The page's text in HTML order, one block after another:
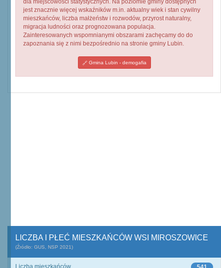
dla miejscowości statystycznych. Na poziomie gminy dostępnych
jest znacznie więcej wskaźników m.in. aktualny wiek i stan cywilny
mieszkańców, liczba małżeństw i rozwodów, przyrost naturalny,
migracja ludności oraz prognozowana populacja.
Zainteresowanych wspomnianymi obszarami zachęcamy do do
zapoznania się z nimi bezpośrednio na stronie gminy Lubin.
Gmina Lubin - demogafia
LICZBA I PŁEĆ MIESZKAŃCÓW WSI MIROSZOWICE
(Źródło: GUS, NSP 2021)
Liczba mieszkańców